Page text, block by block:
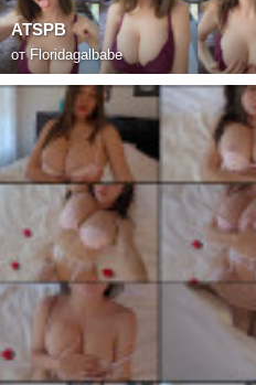
ATSPB
отFloridagalbabe